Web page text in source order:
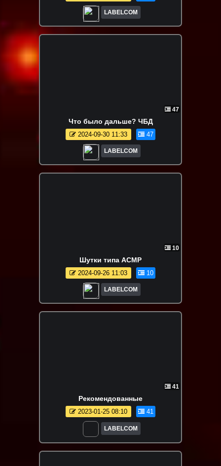
LABELCOM
47
Что было дальше? ЧБД
2024-09-30 11:33 47
LABELCOM
10
Шутки типа АСМР
2024-09-26 11:03 10
LABELCOM
41
Рекомендованные
2023-01-25 08:10 41
LABELCOM